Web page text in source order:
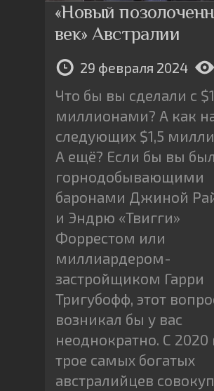
«Новый
век» Австралии
29 февраля 2024
Что бы вы сделали с
миллионами? А как
следующих $1,5
А ещё? Если бы вы
горнодобывающими
баронами Джиной
и Эндрю «Твигги»
Форрестом или
миллиардером-
застройщиком Гарри
Тригубофф, этот
возникал бы у вас
неоднократно. С 2020
трое самых богатых
австралийцев